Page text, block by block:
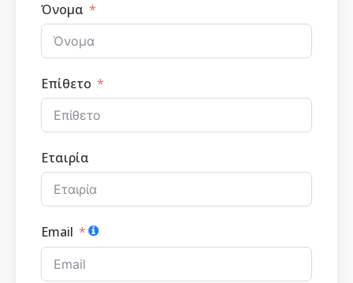
Όνομα
Επίθετο
Εταιρία
Email